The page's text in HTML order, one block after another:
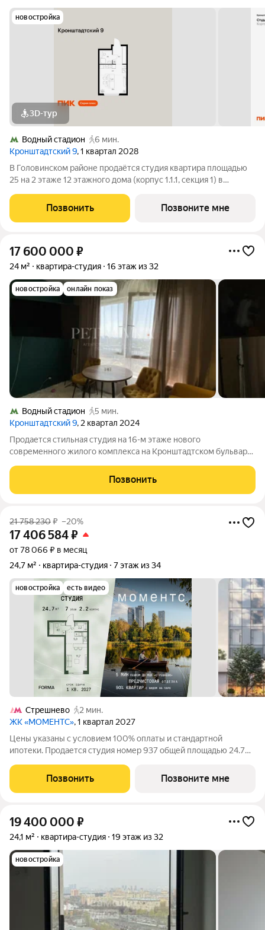
новостройка
3D-тур
Водный стадион
6 мин.
Кронштадтский 9, 1 квартал 2028
В Головинском районе продаётся студия квартира площадью
25 на 2 этаже 12 этажного дома (корпус 1.1.1, секция 1) в
минуты пешком до станции метро «Водный стадион». 2
минуты на автомобиле до
Позвонить Позвоните мне
17 600 000 ₽
24 м² квартира-студия 16 этаж из 32
новостройка онлайн показ
Водный стадион
5 мин.
Кронштадтский 9, 2 квартал 2024
Продается стильная студия на 16-м этаже нового
современного жилого комплекса на Кронштадтском бульваре,
году, всего 32 этажа. До метро "Водный стадион" всего 5
минут пешком. Квартира с
Позвонить
21 758 230₽ –20%
17 406 584₽
от 78 066 ₽ в месяц
24,7 м²
квартира-студия 7 этаж из 34
новостройка есть видео
Стрешнево
2 мин.
ЖК «МОМЕНТС», 1 квартал 2027
Цены указаны с условием 100% оплаты и стандартной
ипотеки. Продается студия номер 937 общей площадью 24.7
предчистовой отделкой. МОМЕНТС ЖК бизнес-класса,
расположен на расстоянии вытянутой руки от
Позвонить Позвоните мне
19 400 000 ₽
24,1 м² квартира-студия 19 этаж из 32
новостройка